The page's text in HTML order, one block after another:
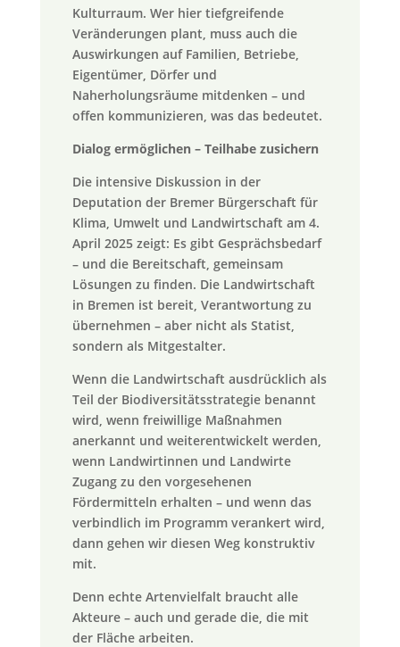
Kulturraum. Wer hier tiefgreifende
Veränderungen plant, muss auch die
Auswirkungen auf Familien, Betriebe,
Eigentümer, Dörfer und
Naherholungsräume mitdenken – und
offen kommunizieren, was das bedeutet.
Dialog ermöglichen – Teilhabe zusichern
Die intensive Diskussion in der
Deputation der Bremer Bürgerschaft für
Klima, Umwelt und Landwirtschaft am 4.
April 2025 zeigt: Es gibt Gesprächsbedarf
– und die Bereitschaft, gemeinsam
Lösungen zu finden. Die Landwirtschaft
in Bremen ist bereit, Verantwortung zu
übernehmen – aber nicht als Statist,
sondern als Mitgestalter.
Wenn die Landwirtschaft ausdrücklich als
Teil der Biodiversitätsstrategie benannt
wird, wenn freiwillige Maßnahmen
anerkannt und weiterentwickelt werden,
wenn Landwirtinnen und Landwirte
Zugang zu den vorgesehenen
Fördermitteln erhalten – und wenn das
verbindlich im Programm verankert wird,
dann gehen wir diesen Weg konstruktiv
mit.
Denn echte Artenvielfalt braucht alle
Akteure – auch und gerade die, die mit
der Fläche arbeiten.